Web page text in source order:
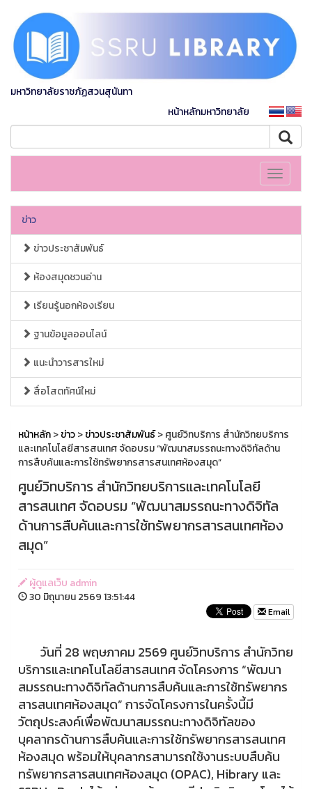
มหาวิทยาลัยราชภัฏสวนสุนันทา
หน้าหลักมหาวิทยาลัย
Toggle
ข่าว
ข่าวประชาสัมพันธ์
ห้องสมุดชวนอ่าน
เรียนรู้นอกห้องเรียน
ฐานข้อมูลออนไลน์
แนะนำวารสารใหม่
สื่อโสตทัศน์ใหม่
หน้าหลัก>ข่าว>ข่าวประชาสัมพันธ์> ศูนย์วิทบริการ สำนักวิทยบริการ
และเทคโนโลยีสารสนเทศ จัดอบรม “พัฒนาสมรรถนะทางดิจิทัลด้าน
การสืบค้นและการใช้ทรัพยากรสารสนเทศห้องสมุด”
ศูนย์วิทบริการ สำนักวิทยบริการและเทคโนโลยี
สารสนเทศ จัดอบรม “พัฒนาสมรรถนะทางดิจิทัล
ด้านการสืบค้นและการใช้ทรัพยากรสารสนเทศห้อง
สมุด”
ผู้ดูแลเว็บ admin
30 มิถุนายน 2569 13:51:44
Email
วันที่ 28 พฤษภาคม 2569 ศูนย์วิทบริการ สำนักวิทย
บริการและเทคโนโลยีสารสนเทศ จัดโครงการ “พัฒนา
สมรรถนะทางดิจิทัลด้านการสืบค้นและการใช้ทรัพยากร
สารสนเทศห้องสมุด” การจัดโครงการในครั้งนี้มี
วัตถุประสงค์เพื่อพัฒนาสมรรถนะทางดิจิทัลของ
บุคลากรด้านการสืบค้นและการใช้ทรัพยากรสารสนเทศ
ห้องสมุด พร้อมให้บุคลากรสามารถใช้งานระบบสืบค้น
ทรัพยากรสารสนเทศห้องสมุด (OPAC), Hibrary และ